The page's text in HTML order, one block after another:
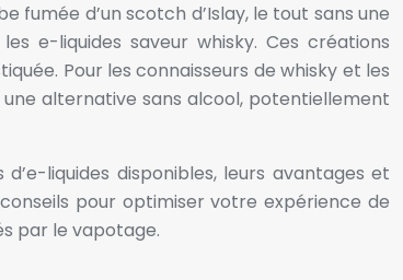
fumée d’un scotch d’Islay, le tout sans une
e-liquides saveur whisky. Ces créations
Pour les connaisseurs de whisky et les
alternative sans alcool, potentiellement
liquides disponibles, leurs avantages et
pour optimiser votre expérience de
par le vapotage.